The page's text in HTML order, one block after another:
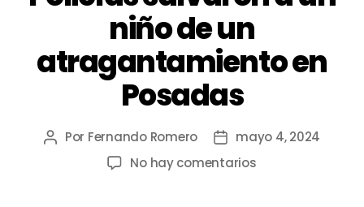
niño de un
atragantamiento en
Posadas
Por Fernando Romero
mayo 4, 2024
No hay comentarios